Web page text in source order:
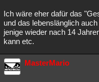
Ich wäre eher dafür das
und das lebenslänglich
jenige wieder nach 14
kann etc.
MasterMario